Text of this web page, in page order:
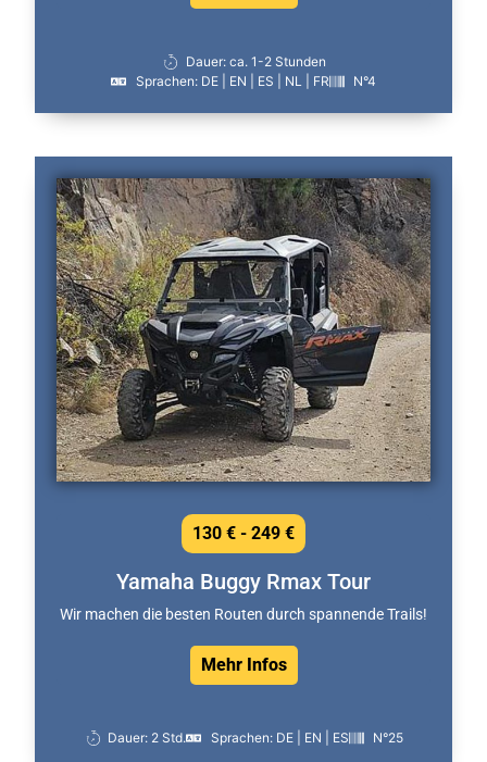
Dauer: ca. 1-2 Stunden
Sprachen: DE | EN | ES | NL | FR
N°4
Yamaha Buggy Rmax Tour
Wir machen die besten Routen durch spannende Trails!
Mehr Infos
130 € - 249 €
Dauer: 2 Std. Sprachen: DE | EN | ES N°25